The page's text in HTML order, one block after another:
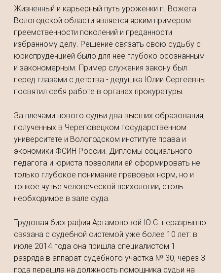
Жизненный и карьерный путь уроженки п. Вожега
Вологодской области является ярким примером
преемственности поколений и преданности
избранному делу. Решение связать свою судьбу с
юриспруденцией было для нее глубоко осознанным
и закономерным. Пример служения закону был
перед глазами с детства - дедушка Юлии Сергеевны
посвятил себя работе в органах прокуратуры.
За плечами нового судьи два высших образования,
полученных в Череповецком государственном
университете и Вологодском институте права и
экономики ФСИН России. Дипломы социального
педагога и юриста позволили ей сформировать не
только глубокое понимание правовых норм, но и
тонкое чутье человеческой психологии, столь
необходимое в зале суда.
Трудовая биография Артамоновой Ю.С. неразрывно
связана с судебной системой уже более 10 лет: в
июле 2014 года она пришла специалистом 1
разряда в аппарат судебного участка № 30, через 3
года перешла на должность помощника судьи на